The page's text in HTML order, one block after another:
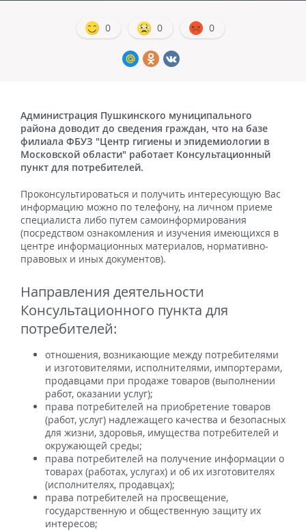
0 0 0
Администрация Пушкинского муниципального
района доводит до сведения граждан, что на базе
филиала ФБУЗ "Центр гигиены и эпидемиологии в
Московской области" работает Консультационный
пункт для потребителей.
Проконсультироваться и получить интересующую Вас
информацию можно по телефону, на личном приеме
специалиста либо путем самоинформирования
(посредством ознакомления и изучения имеющихся в
центре информационных материалов, нормативно-
правовых и иных документов).
Направления деятельности
Консультационного пункта для
потребителей:
отношения, возникающие между потребителями
и изготовителями, исполнителями, импортерами,
продавцами при продаже товаров (выполнении
работ, оказании услуг);
права потребителей на приобретение товаров
(работ, услуг) надлежащего качества и безопасных
для жизни, здоровья, имущества потребителей и
окружающей среды;
права потребителей на получение информации о
товарах (работах, услугах) и об их изготовителях
(исполнителях, продавцах);
права потребителей на просвещение,
государственную и общественную защиту их
интересов;